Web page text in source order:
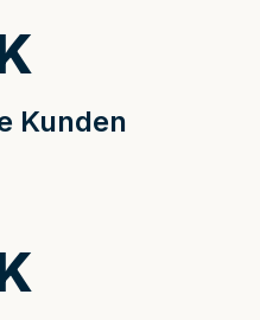
Kunden